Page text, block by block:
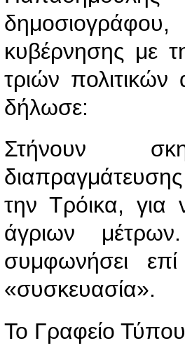
κυβέρνησης με
τριών
δήλωσε:
Στήνουν
την Τρόικα,
άγριων
συμφωνήσει
«συσκευασία».
To Γραφείο Τύπου